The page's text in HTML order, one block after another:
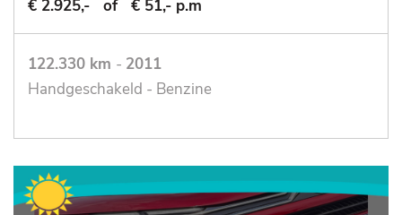
€ 2.925,-
of € 51,- p.m
122.330 km - 2011
Handgeschakeld - Benzine